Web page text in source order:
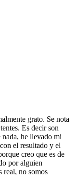
grato. Se nota
Es decir son
he llevado mi
el resultado y el
creo que es de
por alguien
real, no somos